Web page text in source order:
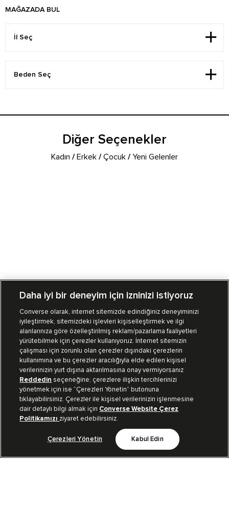
MAĞAZADA BUL
Diğer Seçenekler
Kadın /Erkek /Çocuk /Yeni Gelenler
Mağazalarımız Sipariş Takibi
Müşteri İlişkileri
Koleksiyon
Kurumsal
Bizi Takip Et
Daha iyi bir deneyim için izninizi istiyoruz
Converse olarak, internet sitemizde edindiğiniz deneyiminizi
iyileştirmek, sitemizdeki işlevleri kişiselleştirmek ve ilgi
alanlarınıza göre özelleştirilmiş reklam/pazarlama faaliyetleri
yürütebilmek için çerezler kullanıyoruz. İnternet sitemizin
çalışması için zorunlu olan çerezler dışındaki çerezlerin
kullanımına ve bu çerezler aracılığıyla elde edilen kişisel
verilerinizin yurt dışına aktarılmasına onay vermiyorsanız
Reddedin seçeneğine; çerezlere ilişkin tercihlerinizi
yönetmek için ise “Çerezleri Yönetin” butonuna
tıklayabilirsiniz. Çerezler ile kişisel verilerinizin işlenmesine
dair detaylı bilgi almak için Converse Website Çerez
Politikamızı ziyaret edebilirsiniz.
Çerezleri Yönetin Kabul Edin